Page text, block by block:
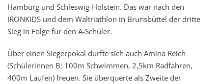
Hamburg und Schleswig-Holstein. Das war nach den
IRONKIDS und dem Waltriathlon in Brunsbüttel der dritte
Sieg in Folge für den A-Schüler.
Über einen Siegerpokal durfte sich auch Amina Reich
(Schülerinnen B; 100m Schwimmen, 2,5km Radfahren,
400m Laufen) freuen. Sie überquerte als Zweite der